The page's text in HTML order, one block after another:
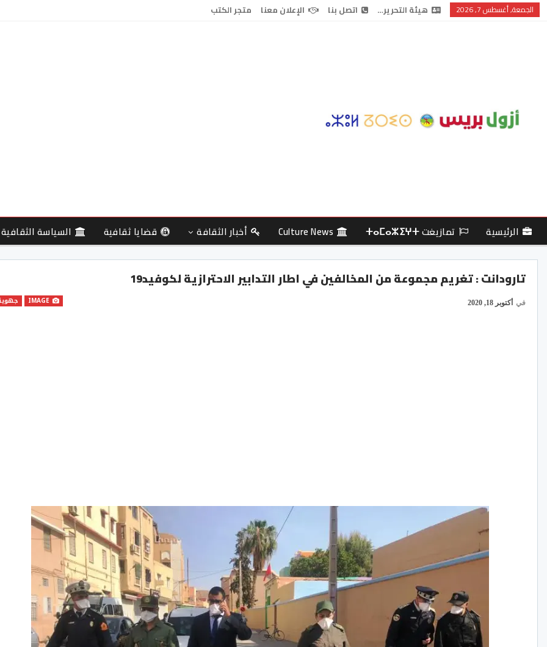
الجمعة, أغسطس 7, 2026 هيئة التحرير… اتصل بنا الإعلان معنا متجر الكتب
الرئيسية تمازيغت ⵜⴰⵎⴰⵣⵉⵖⵜ Culture News أخبار الثقافة قضايا ثقافية السياسة الثقافية
تارودانت : تغريم مجموعة من المخالفين في اطار التدابير الاحترازية لكوفيد19
في أكتوبر 18, 2020